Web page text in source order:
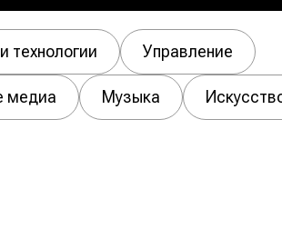
технологии Управление
медиа Музыка